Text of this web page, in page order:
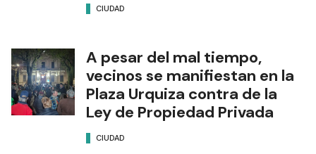
CIUDAD
A pesar del mal tiempo,
vecinos se manifiestan en la
Plaza Urquiza contra de la
Ley de Propiedad Privada
CIUDAD